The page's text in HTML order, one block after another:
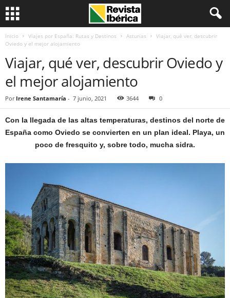
Inicio Viajes por España: Rutas y Destinos Asturias
Viajar, qué ver, descubrir
Oviedo y el mejor alojamiento
Viajar, qué ver, descubrir Oviedo y
el mejor alojamiento
Por Irene Santamaría - 7 junio, 2021 3644 0
Con la llegada de las altas temperaturas, destinos del norte de
España como Oviedo se convierten en un plan ideal. Playa, un
poco de fresquito y, sobre todo, mucha sidra.